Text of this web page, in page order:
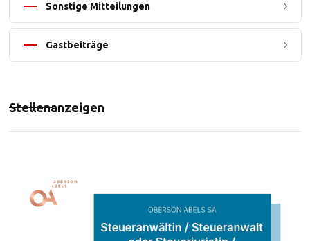
Sonstige Mitteilungen
Gastbeiträge
Stellenanzeigen